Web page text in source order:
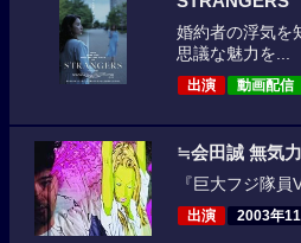
婚約者の浮気を
思議な魅力を...
出演 動画配信
≒会田誠 無気
『巨大フジ隊員
出演 2003年